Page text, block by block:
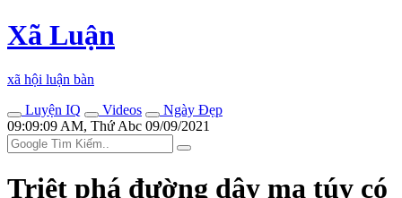
Xã Luận
xã hội luận bàn
Luyện IQ
Videos
Ngày Đẹp
09:09:09 AM, Thứ Abc 09/09/2021
Triệt phá đường dây m‌a tú‌y có